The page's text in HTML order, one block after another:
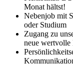
Monat hältst!
Nebenjob mit
oder Studium
Zugang zu
neue wertvolle